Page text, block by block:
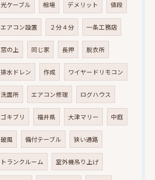
光ケーブル 相場 デメリット 値段
エアコン設置 ２分４分 一条工務店
窓の上 同じ家 長押 脱衣所
排水ドレン 作成 ワイヤードリモコン
洗面所 エアコン修理 ログハウス
ゴキブリ 福井県 大津マリー 中庭
破風 備付テーブル 狭い通路
トランクルーム 室外機吊り上げ